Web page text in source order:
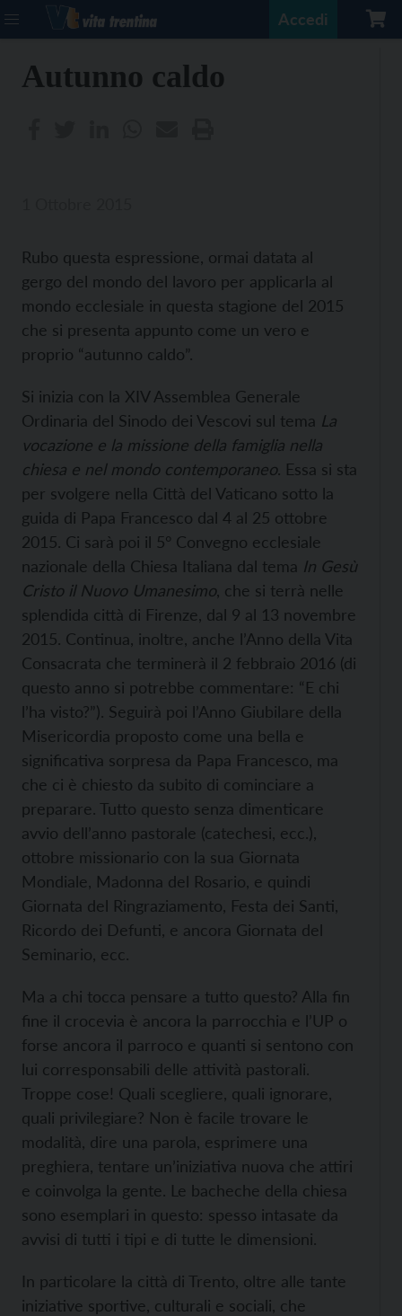
Accedi
Autunno caldo
Rubo questa espressione, ormai datata al
gergo del mondo del lavoro per applicarla al
mondo ecclesiale in questa stagione del 2015
che si presenta appunto come un vero e
proprio “autunno caldo”.
Si inizia con la XIV Assemblea Generale
Ordinaria del Sinodo dei Vescovi sul tema La
vocazione e la missione della famiglia nella
chiesa e nel mondo contemporaneo. Essa si sta
per svolgere nella Città del Vaticano sotto la
guida di Papa Francesco dal 4 al 25 ottobre
2015. Ci sarà poi il 5° Convegno ecclesiale
nazionale della Chiesa Italiana dal tema In Gesù
Cristo il Nuovo Umanesimo , che si terrà nelle
splendida città di Firenze, dal 9 al 13 novembre
2015. Continua, inoltre, anche l’Anno della Vita
Consacrata che terminerà il 2 febbraio 2016 (di
questo anno si potrebbe commentare: “E chi
l’ha visto?”). Seguirà poi l’Anno Giubilare della
Misericordia proposto come una bella e
significativa sorpresa da Papa Francesco, ma
che ci è chiesto da subito di cominciare a
preparare. Tutto questo senza dimenticare
avvio dell’anno pastorale (catechesi, ecc.),
ottobre missionario con la sua Giornata
Mondiale, Madonna del Rosario, e quindi
Giornata del Ringraziamento, Festa dei Santi,
Ricordo dei Defunti, e ancora Giornata del
Seminario, ecc.
Ma a chi tocca pensare a tutto questo? Alla fin
fine il crocevia è ancora la parrocchia e l’UP o
forse ancora il parroco e quanti si sentono con
lui corresponsabili delle attività pastorali.
Troppe cose! Quali scegliere, quali ignorare,
quali privilegiare? Non è facile trovare le
modalità, dire una parola, esprimere una
preghiera, tentare un’iniziativa nuova che attiri
e coinvolga la gente. Le bacheche della chiesa
sono esemplari in questo: spesso intasate da
avvisi di tutti i tipi e di tutte le dimensioni.
In particolare la città di Trento, oltre alle tante
iniziative sportive, culturali e sociali, che